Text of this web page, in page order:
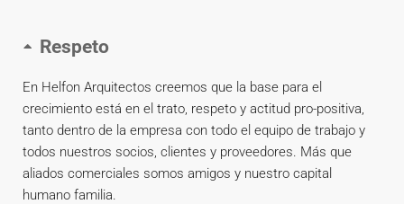
Respeto
En Helfon Arquitectos creemos que la base para el
crecimiento está en el trato, respeto y actitud pro-positiva,
tanto dentro de la empresa con todo el equipo de trabajo y
todos nuestros socios, clientes y proveedores. Más que
aliados comerciales somos amigos y nuestro capital
humano familia.